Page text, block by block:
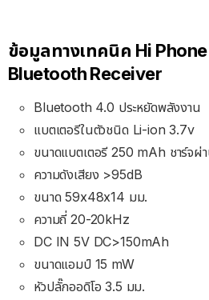
ข้อมูลทางเทคนิค Hi Phone
Bluetooth Receiver
Bluetooth 4.0 ประหยัดพลังงาน
แบตเตอรีในตัวชนิด Li-ion 3.7v
ขนาดแบตเตอรี 250 mAh ชาร์จ
ความดังเสียง >95dB
ขนาด 59x48x14 มม.
ความถี่ 20-20kHz
DC IN 5V DC>150mAh
ขนาดแอมป์ 15 mW
หัวปลั๊กออดิโอ 3.5 มม.